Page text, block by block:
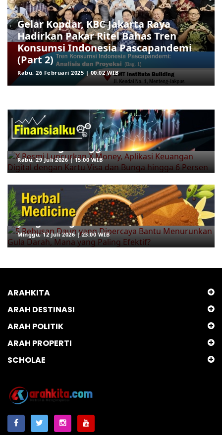
Gelar Kopdar, KBC Jakarta Raya
Hadirkan Pakar Ritel Bahas Tren
Konsumsi Indonesia Pascapandemi
(Part 2)
Rabu, 26 Februari 2025 | 00:02 WIB
X Resmi Luncurkan X Money, Aplikasi
Keuangan Digital dengan Kartu Visa
dan Bunga hingga 6 Persen
Rabu, 29 Juli 2026 | 15:00 WIB
5 Rebusan Daun yang Dipercaya
Bantu Menurunkan Gula Darah, Mana
yang Paling Efektif?
Minggu, 12 Juli 2026 | 23:00 WIB
ARAHKITA
ARAH DESTINASI
ARAH POLITIK
ARAH PROPERTI
SCHOLAE